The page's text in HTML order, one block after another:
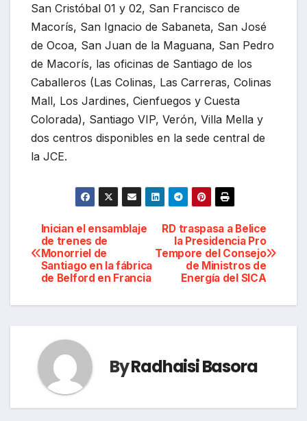
San Cristóbal 01 y 02, San Francisco de
Macorís, San Ignacio de Sabaneta, San José
de Ocoa, San Juan de la Maguana, San Pedro
de Macorís, las oficinas de Santiago de los
Caballeros (Las Colinas, Las Carreras, Colinas
Mall, Los Jardines, Cienfuegos y Cuesta
Colorada), Santiago VIP, Verón, Villa Mella y
dos centros disponibles en la sede central de
la JCE.
Navegación
de
entradas
RD traspasa a Belice
la Presidencia Pro
Tempore del Consejo
de Ministros de
Energía del SICA
Inician el ensamblaje
de trenes de
Monorriel de
Santiago en la fábrica
de Belford en Francia
ByRadhaisi Basora